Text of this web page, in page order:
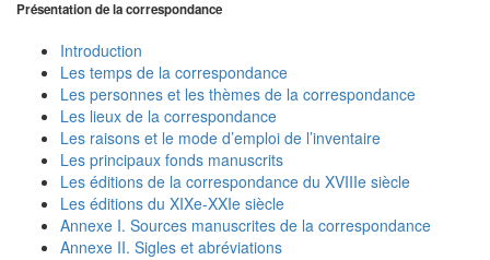
Présentation de la correspondance
Introduction
Les temps de la correspondance
Les personnes et les thèmes de la correspondance
Les lieux de la correspondance
Les raisons et le mode d’emploi de l’inventaire
Les principaux fonds manuscrits
Les éditions de la correspondance du XVIIIe siècle
Les éditions du XIXe-XXIe siècle
Annexe I. Sources manuscrites de la correspondance
Annexe II. Sigles et abréviations